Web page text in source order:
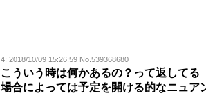
4: 2018/10/09 15:26:59 No.539368680
こういう時は何かあるの？って返してる
場合によっては予定を開ける的なニュア